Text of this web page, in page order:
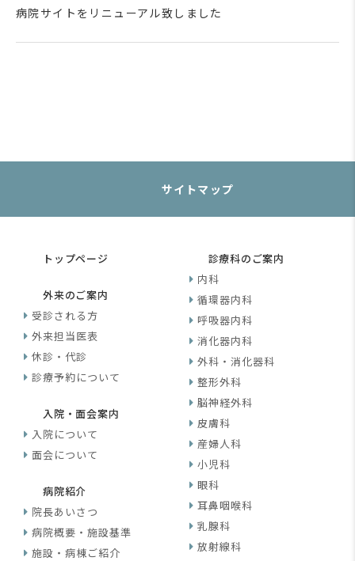
病院サイトをリニューアル致しました
サイトマップ
トップページ
外来のご案内
受診される方
外来担当医表
休診・代診
診療予約について
入院・面会案内
入院について
面会について
病院紹介
院長あいさつ
病院概要・施設基準
施設・病棟ご紹介
診療科のご案内
内科
循環器内科
呼吸器内科
消化器内科
外科・消化器科
整形外科
脳神経外科
皮膚科
産婦人科
小児科
眼科
耳鼻咽喉科
乳腺科
放射線科